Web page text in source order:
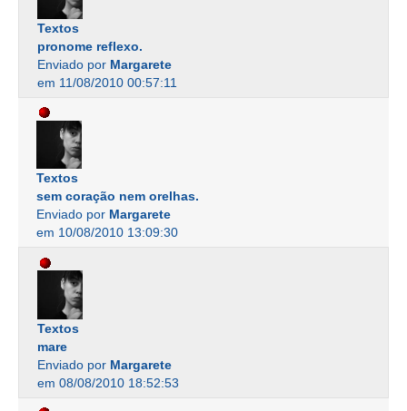
Textos
pronome reflexo.
Enviado por Margarete
em 11/08/2010 00:57:11
Textos
sem coração nem orelhas.
Enviado por Margarete
em 10/08/2010 13:09:30
Textos
mare
Enviado por Margarete
em 08/08/2010 18:52:53